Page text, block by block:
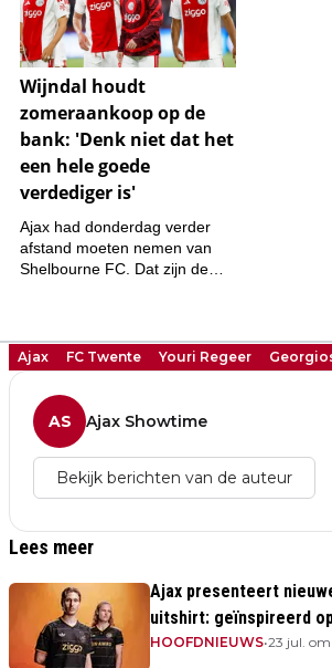
Ajax FC Twente Youri Regeer
AS Ajax Showtime
Bekijk berichten van de auteur
Lees meer
Ajax presenteert
uitshirt: geïnspireerd
momenten uit
HOOFDNIEUWS•23 jul.